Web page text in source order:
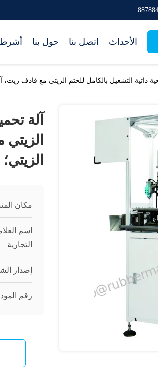
حول بنا اتصل بنا الأحداث
ذاتية التشغيل بالكامل للختم الزيتي مع قاذف زيت،
آلة
الزيتي؛
مكان
اسم
التجارية
إصدار
رقم